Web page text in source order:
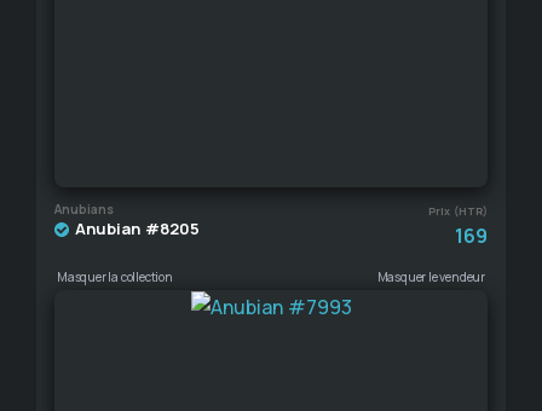
Anubians Prix (HTR)
Anubian #8205 169
Masquer la collection Masquer le vendeur